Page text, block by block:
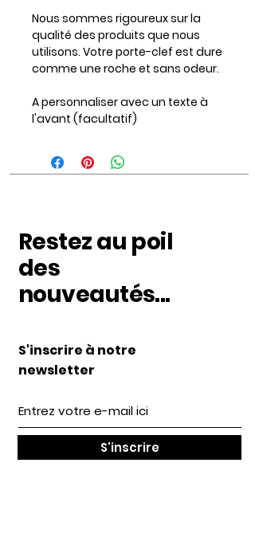
Nous sommes rigoureux sur la
qualité des produits que nous
utilisons. Votre porte-clef est dure
comme une roche et sans odeur.
A personnaliser avec un texte à
l'avant (facultatif)
Restez au poil
des
nouveautés...
S'inscrire à notre
newsletter
S'inscrire